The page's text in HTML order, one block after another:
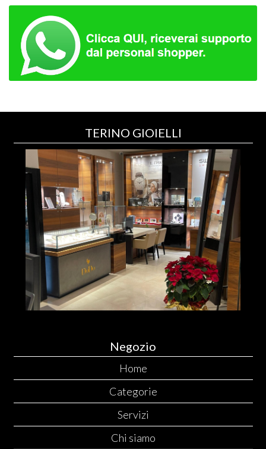
TERINO GIOIELLI
Negozio
Home
Categorie
Servizi
Chi siamo